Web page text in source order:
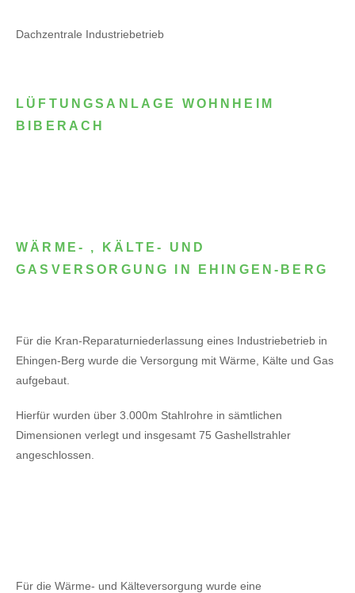
Dachzentrale Industriebetrieb
LÜFTUNGSANLAGE WOHNHEIM
BIBERACH
WÄRME- , KÄLTE- UND
GASVERSORGUNG IN EHINGEN-BERG
Für die Kran-Reparaturniederlassung eines Industriebetrieb in
Ehingen-Berg wurde die Versorgung mit Wärme, Kälte und Gas
aufgebaut.
Hierfür wurden über 3.000m Stahlrohre in sämtlichen
Dimensionen verlegt und insgesamt 75 Gashellstrahler
angeschlossen.
Für die Wärme- und Kälteversorgung wurde eine